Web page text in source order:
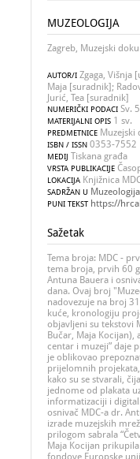
MUZEOLOGIJA
Zagreb, Muzejski
AUTOR/I Zgaga, Višnja
Maja [suradnik];
Jurić, Tea [suradnik]
NUMERIČKI PODACI Sv.
MATERIJALNI OPIS 1 sv.
PREDMETNICE Muzejski
ISBN / ISSN 0353-7552
MEDIJ Tiskana građa
VRSTA PUBLIKACIJE
LOKACIJA Knjižnica
SADRŽAN U Muzeologija
PUNI TEKST https://
Sažetak
Tema broja: MDC -
tema broja, prvih 60
Antuna Bauera i
dana. Ovaj broj
nadovezuje na broj
kuće, kronologiju
objavljeni su tekstovi
Bučar, Maja Kocijan),
centar i muzeji” daje
je oblikovao
prijelomnih
kako su se stvarali,
jednome od plakata
informatizaciji i
osnivač MDC-a dr.
izrade muzejskih
prilogom sabrala
Maja Kocijan
fondove Europske